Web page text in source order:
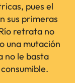
pues el
sus primeras
retrata no
una mutación
no le basta